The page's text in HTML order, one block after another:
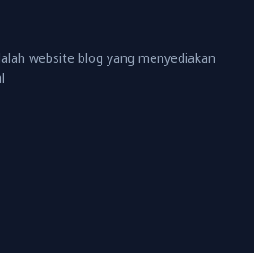
website blog yang menyediakan